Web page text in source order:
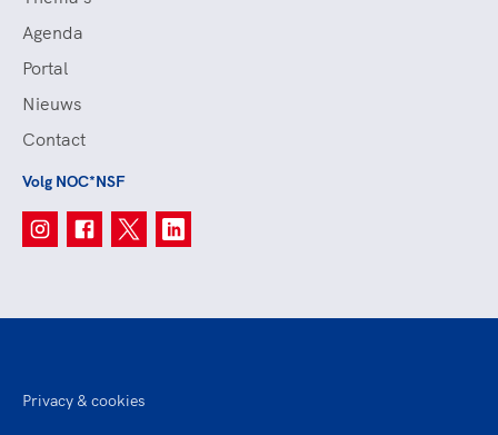
Agenda
Portal
Nieuws
Contact
Volg NOC*NSF
Privacy & cookies